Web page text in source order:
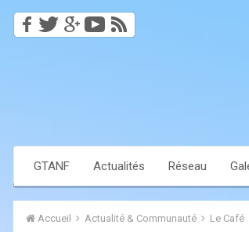
GTANF Actualités Réseau
Accueil Actualité & Communauté Le Café